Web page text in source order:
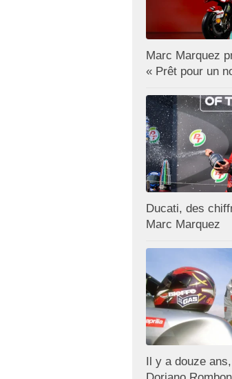
Marc Marquez
« Prêt pour un
Ducati, des
Marc Marquez
Il y a douze